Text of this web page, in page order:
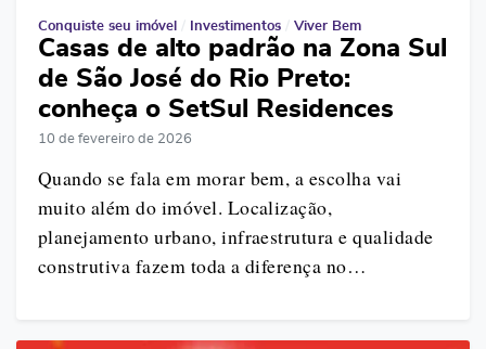
Conquiste seu imóvel Investimentos Viver Bem
Casas de alto padrão na Zona Sul
de São José do Rio Preto:
conheça o SetSul Residences
10 de fevereiro de 2026
Quando se fala em morar bem, a escolha vai
muito além do imóvel. Localização,
planejamento urbano, infraestrutura e qualidade
construtiva fazem toda a diferença no…